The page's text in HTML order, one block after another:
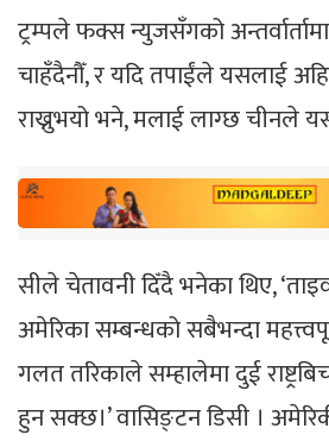
ट्रम्पले फक्स न्युजसँगको
चाहँदैनौँ, र यदि तपाईंले यसलाई
राख्नुभयो भने, मलाई लाग्छ चीनले
सीले चेतावनी दिँदै भनेका थिए,
अमेरिका सम्बन्धको सबैभन्दा
गलत तरिकाले सम्हालेमा दुई
हुन सक्छ।’ वासिङ्टन डिसी । अमेरिकी